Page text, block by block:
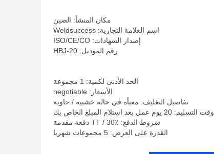
مكان المنشأ: الصين
اسم العلامة التجارية: Weldsuccess
إصدار الشهادات: ISO/CE/CO
رقم الموديل: HBJ-20
الحد الأدنى لكمية: 1 مجموعة
الأسعار: negotiable
تفاصيل التغليف: معبأة في حالة خشبية / حاوية
وقت التسليم: 20 يوم عمل بعد استلام المبلغ الخاص بك
شروط الدفع: TT / 30٪ دفعة مقدمة
القدرة على العرض: 5 مجموعات شهريا